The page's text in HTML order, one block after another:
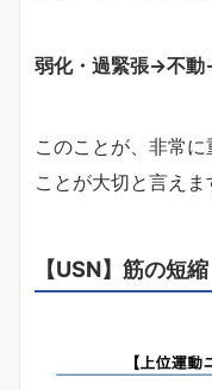
弱化・過緊張→不動
このことが、非常
ことが大切と言えま
【USN】筋の短縮